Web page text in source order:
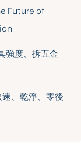
Future of
強度、拆五金
、乾淨、零後